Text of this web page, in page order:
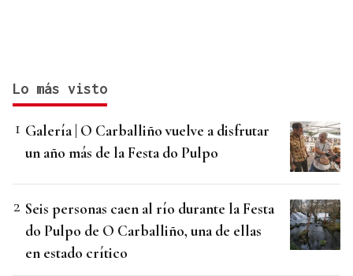
Lo más visto
Galería | O Carballiño vuelve a disfrutar
un año más de la Festa do Pulpo
Seis personas caen al río durante la Festa
do Pulpo de O Carballiño, una de ellas
en estado crítico